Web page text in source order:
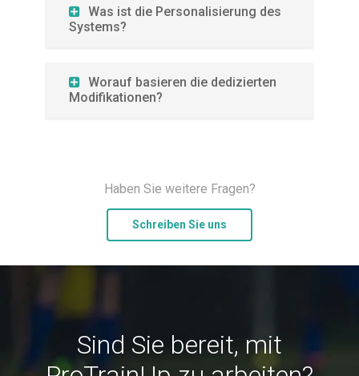
Was ist die Personalisierung des
Systems?
Worauf basieren die dedizierten
Modifikationen?
Haben Sie weitere Fragen?
Schreiben Sie uns
Sind Sie bereit, mit